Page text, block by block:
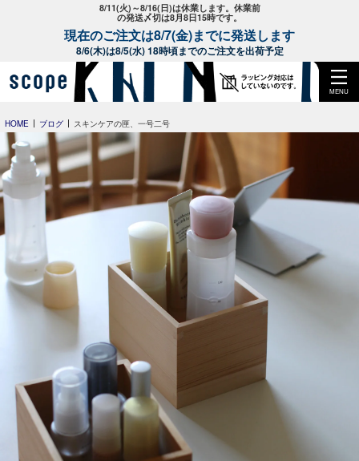
8/11(火)～8/16(日)は休業します。休業前
の発送〆切は8月8日15時です。
現在のご注文は8/7(金)までに発送します
8/6(木)は8/5(水) 18時頃までのご注文を出荷予定
MENU
HOME ブログ スキンケアの匣、一号二号